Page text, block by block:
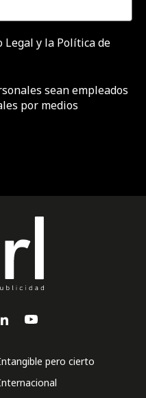
Legal y la Política de
sean empleados
por medios
pero cierto